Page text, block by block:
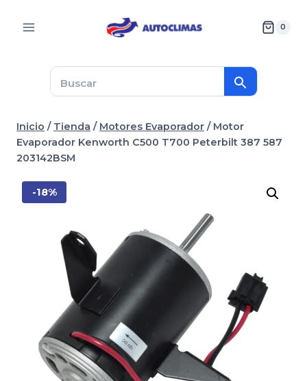
0
Inicio / Tienda / Motores Evaporador / Motor
Evaporador Kenworth C500 T700 Peterbilt 387 587
203142BSM
-18%